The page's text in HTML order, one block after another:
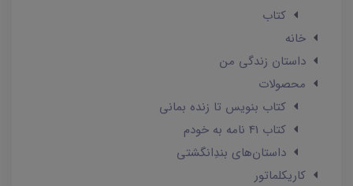
کتاب
خانه
داستان زندگی من
محصولات
کتاب بنویس تا زنده بمانی
کتاب 41 نامه به خودم
داستان‌های بندِانگشتی
کاریکلماتور